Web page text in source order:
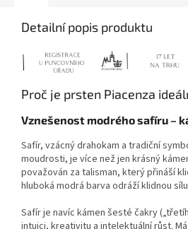
Detailní popis produktu
Proč je prsten Piacenza
Vznešenost modrého safíru –
Safír, vzácný drahokam a tradiční
moudrosti, je více než jen krásný
považován za talisman, který přináší
hluboká modrá barva odráží klidnou
Safír je navíc kámen šesté čakry
intuici, kreativitu a intelektuální růst.